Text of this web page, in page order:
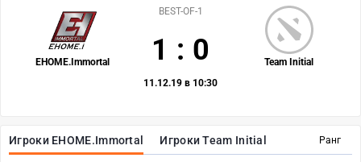
Ранг
Игроки EHOME.Immortal Игроки Team Initial
EHOME.Immortal Team Initial
BEST-OF-1
1 : 0
11.12.19 в 10:30